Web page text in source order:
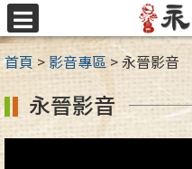
跳
至
主
要
內
容
區
首頁 > 影音專區>永晉影音
永晉影音
選
單